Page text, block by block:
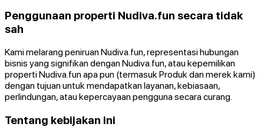
Penggunaan properti Nudiva.fun secara tidak
sah
Kami melarang peniruan Nudiva.fun, representasi hubungan
bisnis yang signifikan dengan Nudiva.fun, atau kepemilikan
properti Nudiva.fun apa pun (termasuk Produk dan merek kami)
dengan tujuan untuk mendapatkan layanan, kebiasaan,
perlindungan, atau kepercayaan pengguna secara curang.
Tentang kebijakan ini